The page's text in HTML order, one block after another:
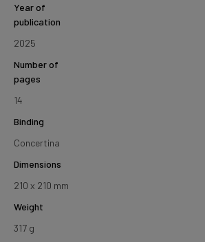
Year of
publication
2025
Number of
pages
14
Binding
Concertina
Dimensions
210 x 210 mm
Weight
317 g